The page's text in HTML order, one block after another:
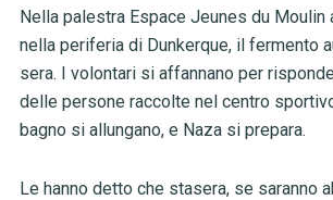
Nella palestra Espace Jeunes du Moulin
nella periferia di Dunkerque, il fermento
sera. I volontari si affannano per
delle persone raccolte nel centro
bagno si allungano, e Naza si prepara.
Le hanno detto che stasera, se saranno